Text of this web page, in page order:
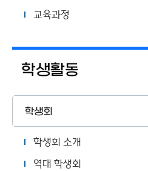
교육과정
학생활동
학생회
학생회 소개
역대 학생회